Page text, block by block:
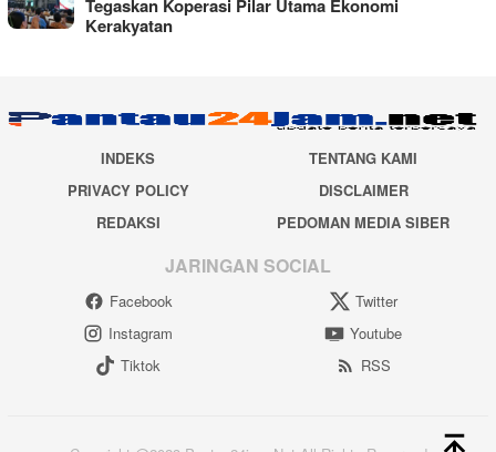
Tegaskan Koperasi Pilar Utama Ekonomi
Kerakyatan
INDEKS
TENTANG KAMI
PRIVACY POLICY
DISCLAIMER
REDAKSI
PEDOMAN MEDIA SIBER
JARINGAN SOCIAL
Facebook
Twitter
Instagram
Youtube
Tiktok
RSS